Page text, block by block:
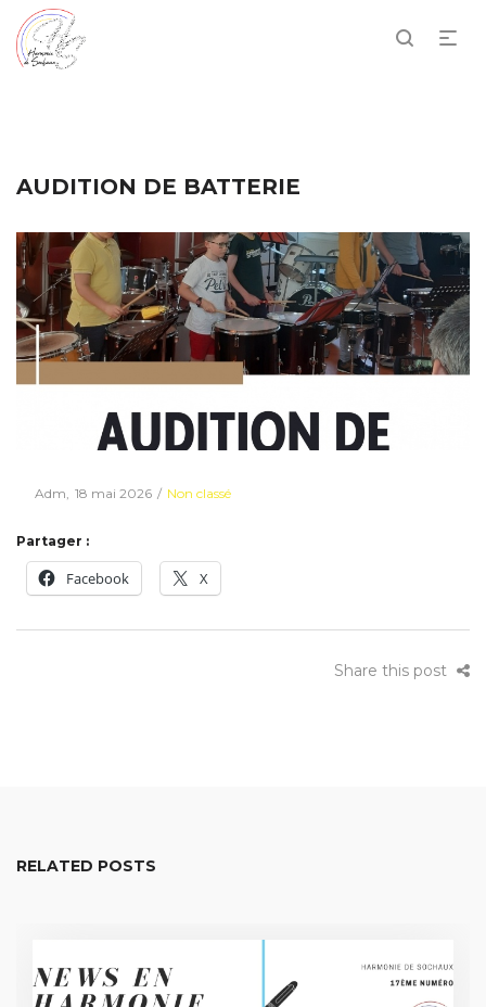
AUDITION DE BATTERIE
ByAdm Posted
18 mai 2026
Posted
Non classé
Partager :
Facebook X
Share this post
RELATED POSTS